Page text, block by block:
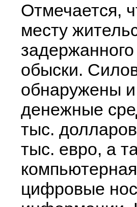
Отмечается,
месту
обыски.
обнаружены
денежные
тыс.
тыс. евро, а
цифровые